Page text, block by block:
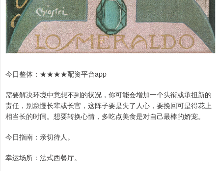
今日整体：★★★★配资平台app
需要解决环境中意想不到的状况，你可能会增加一个头衔或承担新的
责任，别怠慢长辈或长官，这阵子要是失了人心，要挽回可是得花上
相当长的时间。想要转换心情，多吃点美食是对自己最棒的娇宠。
今日指南：亲切待人。
幸运场所：法式西餐厅。